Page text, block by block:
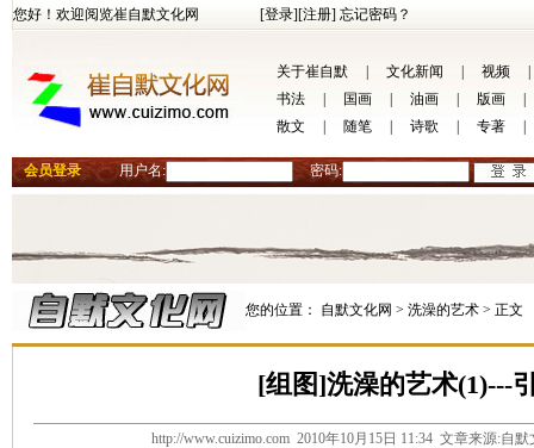
您好！欢迎阅览崔自默文化网 [登录][注册] 忘记密码？
关于崔自默 文化新闻 视频
书法
国画 油画 版画
散文
随笔 诗歌 专著
会员登录 用户名: 密码:
您的位置： 自默文化网 > 洗澡的艺术 > 正文
[组图]洗澡的艺术(1)---
http://www.cuizimo.com 2010年10月15日 11:34 文章来源:自